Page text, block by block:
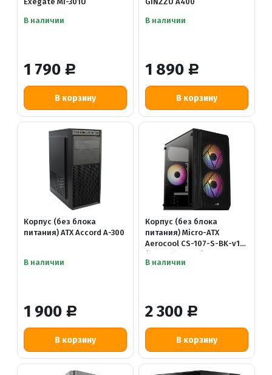
1 790 Р
В наличии
1 890 Р
В наличии
1 900 Р
Корпус (без блока
питания) ATX Accord A-300
В наличии
2 300 Р
Корпус (без блока
питания) Micro-ATX
Aerocool CS-107-S-BK-v1
В наличии